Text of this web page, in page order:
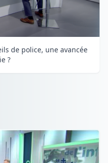
de police, une avancée
?